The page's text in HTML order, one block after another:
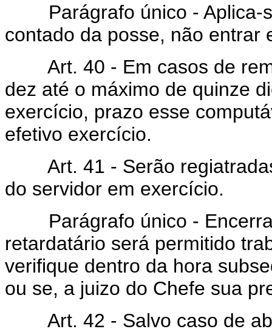
Parágrafo único - Aplica-
contado da posse, não entrar
Art. 40 - Em casos de
dez até o máximo de quinze
exercício, prazo esse
efetivo exercício.
Art. 41 - Serão
do servidor em exercício.
Parágrafo único -
retardatário será permitido
verifique dentro da hora
ou se, a juizo do Chefe sua
Art. 42 - Salvo caso de